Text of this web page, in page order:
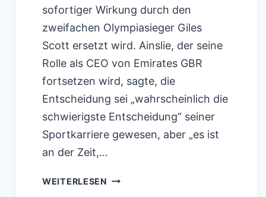
sofortiger Wirkung durch den
zweifachen Olympiasieger Giles
Scott ersetzt wird. Ainslie, der seine
Rolle als CEO von Emirates GBR
fortsetzen wird, sagte, die
Entscheidung sei „wahrscheinlich die
schwierigste Entscheidung“ seiner
Sportkarriere gewesen, aber „es ist
an der Zeit,…
WEITERLESEN BEN